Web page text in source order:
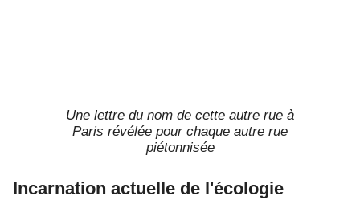
Une lettre du nom de cette autre rue à
Paris révélée pour chaque autre rue
piétonnisée
Incarnation actuelle de l'écologie